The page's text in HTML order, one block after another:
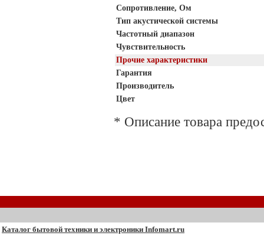
Сопротивление, Ом
Тип акустической системы
Частотный диапазон
Чувствительность
Прочие характеристики
Гарантия
Производитель
Цвет
* Описание товара
Каталог бытовой техники и электроники Infomart.ru